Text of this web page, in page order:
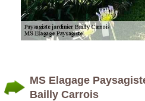
MS Elagage
Bailly Carrois